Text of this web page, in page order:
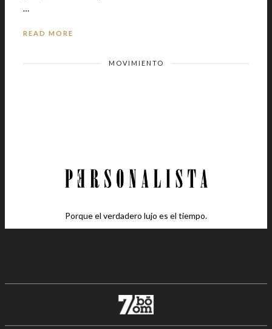
…
READ MORE
MOVIMIENTO
Porque el verdadero lujo es el tiempo.